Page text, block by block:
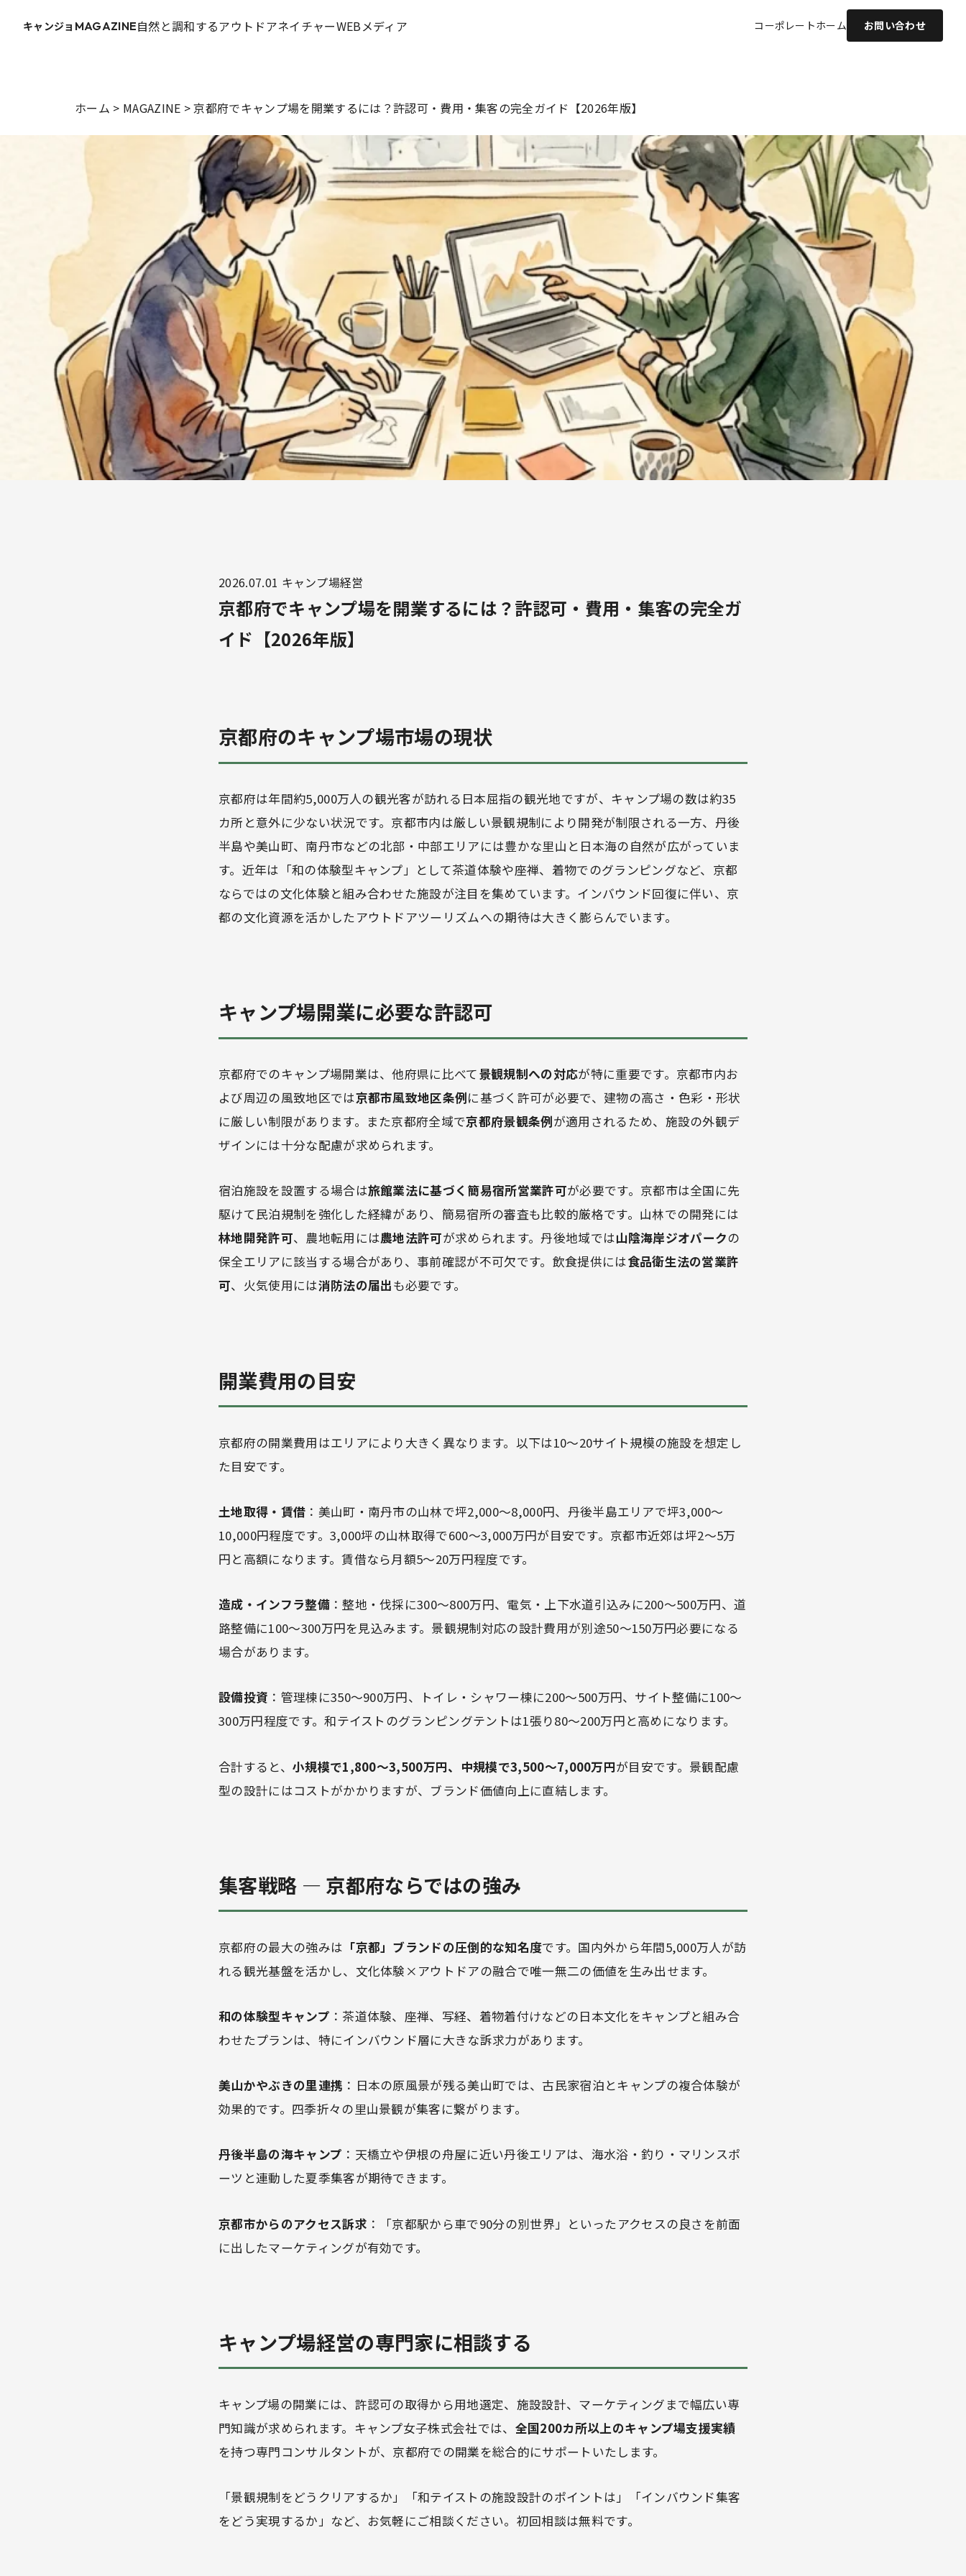
キャンジョ MAGAZINE自然と調和するアウトドアネイチャーWEBメディア コーポレートホーム お問い合わせ
ホーム > MAGAZINE >京都府でキャンプ場を開業するには？許認可・費用・集客の完全ガイド【2026年版】
2026.07.01 キャンプ場経営
京都府でキャンプ場を開業するには？許認可・費用・集客の完全ガ
イド【2026年版】
京都府のキャンプ場市場の現状
京都府は年間約5,000万人の観光客が訪れる日本屈指の観光地ですが、キャンプ場の数は約35
カ所と意外に少ない状況です。京都市内は厳しい景観規制により開発が制限される一方、丹後
半島や美山町、南丹市などの北部・中部エリアには豊かな里山と日本海の自然が広がっていま
す。近年は「和の体験型キャンプ」として茶道体験や座禅、着物でのグランピングなど、京都
ならではの文化体験と組み合わせた施設が注目を集めています。インバウンド回復に伴い、京
都の文化資源を活かしたアウトドアツーリズムへの期待は大きく膨らんでいます。
キャンプ場開業に必要な許認可
京都府でのキャンプ場開業は、他府県に比べて景観規制への対応が特に重要です。京都市内お
よび周辺の風致地区では京都市風致地区条例に基づく許可が必要で、建物の高さ・色彩・形状
に厳しい制限があります。また京都府全域で京都府景観条例が適用されるため、施設の外観デ
ザインには十分な配慮が求められます。
宿泊施設を設置する場合は旅館業法に基づく簡易宿所営業許可が必要です。京都市は全国に先
駆けて民泊規制を強化した経緯があり、簡易宿所の審査も比較的厳格です。山林での開発には
林地開発許可、農地転用には農地法許可が求められます。丹後地域では山陰海岸ジオパークの
保全エリアに該当する場合があり、事前確認が不可欠です。飲食提供には食品衛生法の営業許
可、火気使用には消防法の届出も必要です。
開業費用の目安
京都府の開業費用はエリアにより大きく異なります。以下は10〜20サイト規模の施設を想定し
た目安です。
土地取得・賃借 ：美山町・南丹市の山林で坪2,000〜8,000円、丹後半島エリアで坪3,000〜
10,000円程度です。3,000坪の山林取得で600〜3,000万円が目安です。京都市近郊は坪2〜5万
円と高額になります。賃借なら月額5〜20万円程度です。
造成・インフラ整備：整地・伐採に300〜800万円、電気・上下水道引込みに200〜500万円、道
路整備に100〜300万円を見込みます。景観規制対応の設計費用が別途50〜150万円必要になる
場合があります。
設備投資 ：管理棟に350〜900万円、トイレ・シャワー棟に200〜500万円、サイト整備に100〜
300万円程度です。和テイストのグランピングテントは1張り80〜200万円と高めになります。
合計すると、 小規模で1,800〜3,500万円、中規模で3,500〜7,000万円が目安です。景観配慮
型の設計にはコストがかかりますが、ブランド価値向上に直結します。
集客戦略 — 京都府ならではの強み
京都府の最大の強みは 「京都」ブランドの圧倒的な知名度です。国内外から年間5,000万人が訪
れる観光基盤を活かし、文化体験×アウトドアの融合で唯一無二の価値を生み出せます。
和の体験型キャンプ ：茶道体験、座禅、写経、着物着付けなどの日本文化をキャンプと組み合
わせたプランは、特にインバウンド層に大きな訴求力があります。
美山かやぶきの里連携 ：日本の原風景が残る美山町では、古民家宿泊とキャンプの複合体験が
効果的です。四季折々の里山景観が集客に繋がります。
丹後半島の海キャンプ ：天橋立や伊根の舟屋に近い丹後エリアは、海水浴・釣り・マリンスポ
ーツと連動した夏季集客が期待できます。
京都市からのアクセス訴求 ：「京都駅から車で90分の別世界」といったアクセスの良さを前面
に出したマーケティングが有効です。
キャンプ場経営の専門家に相談する
キャンプ場の開業には、許認可の取得から用地選定、施設設計、マーケティングまで幅広い専
門知識が求められます。キャンプ女子株式会社では、 全国200カ所以上のキャンプ場支援実績
を持つ専門コンサルタントが、京都府での開業を総合的にサポートいたします。
「景観規制をどうクリアするか」「和テイストの施設設計のポイントは」「インバウンド集客
をどう実現するか」など、お気軽にご相談ください。初回相談は無料です。